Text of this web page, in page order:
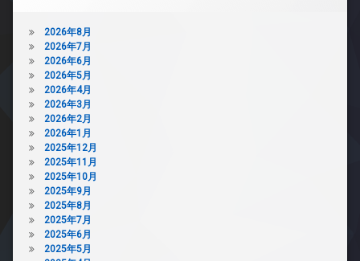
2026年8月
2026年7月
2026年6月
2026年5月
2026年4月
2026年3月
2026年2月
2026年1月
2025年12月
2025年11月
2025年10月
2025年9月
2025年8月
2025年7月
2025年6月
2025年5月